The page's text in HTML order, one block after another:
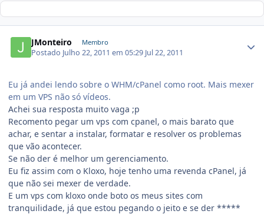
JMonteiro Membro
Postado Julho 22, 2011 em 05:29 Jul 22, 2011
Eu já andei lendo sobre o WHM/cPanel como root. Mais mexer
em um VPS não só vídeos.
Achei sua resposta muito vaga ;p
Recomento pegar um vps com cpanel, o mais barato que
achar, e sentar a instalar, formatar e resolver os problemas
que vão acontecer.
Se não der é melhor um gerenciamento.
Eu fiz assim com o Kloxo, hoje tenho uma revenda cPanel, já
que não sei mexer de verdade.
E um vps com kloxo onde boto os meus sites com
tranquilidade, já que estou pegando o jeito e se der *****